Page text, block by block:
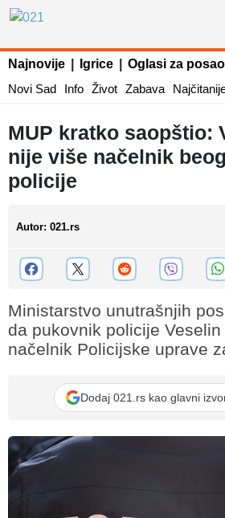
Najnovije Igrice Oglasi za posao
Novi Sad
Info Život Zabava
MUP kratko saopštio:
nije više načelnik
policije
Autor: 021.rs
Ministarstvo unutrašnjih
da pukovnik policije
načelnik Policijske uprave
Dodaj 021.rs kao glavni